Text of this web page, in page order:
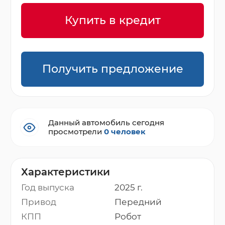
Характеристики
Год выпуска
2025 г.
Привод
Передний
КПП
Робот
Купить в кредит
Получить предложение
Данный автомобиль сегодня
просмотрели0 человек